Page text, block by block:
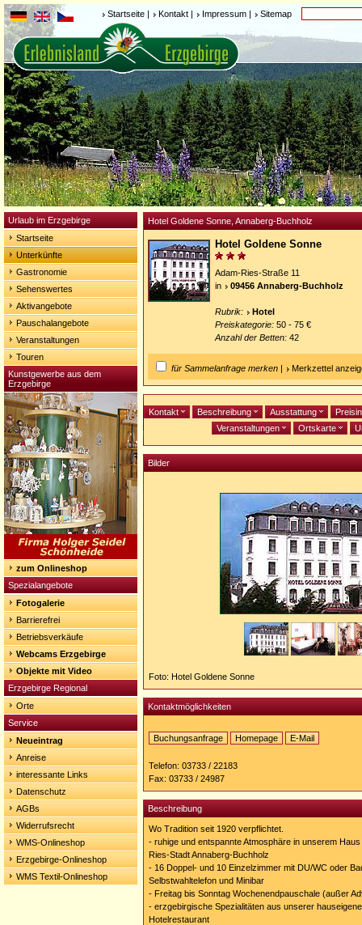
Startseite | Kontakt | Impressum | Sitemap
Urlaub im Erzgebirge
Startseite
Unterkünfte
Gastronomie
Sehenswertes
Aktivangebote
Pauschalangebote
Veranstaltungen
Touren
Kunstgewerbe aus dem
Erzgebirge
zum Onlineshop
Spezialangebote
Fotogalerie
Barrierefrei
Betriebsverkäufe
Webcams Erzgebirge
Objekte mit Video
Erzgebirge Regional
Orte
Service
Neueintrag
Anreise
interessante Links
Datenschutz
AGBs
Widerrufsrecht
WMS-Onlineshop
Erzgebirge-Onlineshop
WMS Textil-Onlineshop
Hotel Goldene Sonne, Annaberg-Buchholz
Hotel Goldene Sonne
Adam-Ries-Straße 11
in
09456 Annaberg-Buchholz
Rubrik:
Hotel
Preiskategorie: 50 - 75 €
Anzahl der Betten: 42
für Sammelanfrage merken | Merkzettel
Kontakt Beschreibung Ausstattung
Veranstaltungen
Ortskarte
Bilder
Foto: Hotel Goldene Sonne
Kontaktmöglichkeiten
Buchungsanfrage
Homepage
http://www.goldene-
sonne.de
E-Mail
Telefon: 03733 / 22183
Fax: 03733 / 24987
Beschreibung
Wo Tradition seit 1920 verpflichtet.
- ruhige und entspannte Atmosphäre in unserem
Ries-Stadt Annaberg-Buchholz
- 16 Doppel- und 10 Einzelzimmer mit DU/WC oder
Selbstwahltelefon und Minibar
- Freitag bis Sonntag Wochenendpauschale (außer
- erzgebirgische Spezialitäten aus unserer
Hotelrestaurant